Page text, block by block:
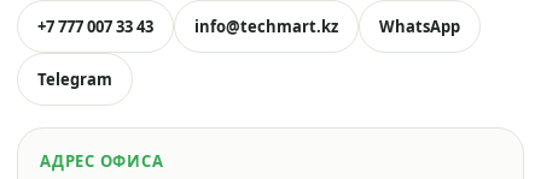
+7 777 007 33 43 info@techmart.kz WhatsApp
Telegram
АДРЕС ОФИСА